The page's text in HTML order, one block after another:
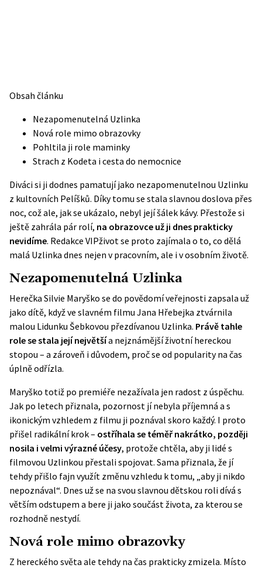
Obsah článku
Nezapomenutelná Uzlinka
Nová role mimo obrazovky
Pohltila ji role maminky
Strach z Kodeta i cesta do nemocnice
Diváci si ji dodnes pamatují jako nezapomenutelnou Uzlinku
z kultovních Pelíšků. Díky tomu se stala slavnou doslova přes
noc, což ale, jak se ukázalo, nebyl její šálek kávy. Přestože si
ještě zahrála pár rolí, na obrazovce už ji dnes prakticky
nevidíme. Redakce VIPživot se proto zajímala o to, co dělá
malá Uzlinka dnes nejen v pracovním, ale i v osobním životě.
Nezapomenutelná Uzlinka
Herečka Silvie Maryško se do povědomí veřejnosti zapsala už
jako dítě, když ve slavném filmu Jana Hřebejka ztvárnila
malou Lidunku Šebkovou přezdívanou Uzlinka. Právě tahle
role se stala její největšía nejznámější životní hereckou
stopou – a zároveň i důvodem, proč se od popularity na čas
úplně odřízla.
Maryško totiž po premiéře nezažívala jen radost z úspěchu.
Jak po letech přiznala, pozornost jí nebyla příjemná a s
ikonickým vzhledem z filmu ji poznával skoro každý. I proto
přišel radikální krok – ostříhala se téměř nakrátko, později
nosila i velmi výrazné účesy, protože chtěla, aby ji lidé s
filmovou Uzlinkou přestali spojovat. Sama přiznala, že jí
tehdy přišlo fajn využít změnu vzhledu k tomu, „aby ji nikdo
nepoznával“. Dnes už se na svou slavnou dětskou roli dívá s
větším odstupem a bere ji jako součást života, za kterou se
rozhodně nestydí.
Nová role mimo obrazovky
Z hereckého světa ale tehdy na čas prakticky zmizela. Místo